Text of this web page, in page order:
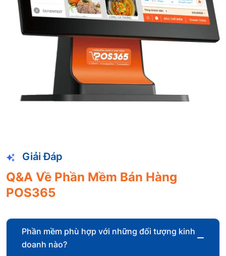
Giải Đáp
Q&A Về Phần Mềm Bán Hàng
POS365
Phần mềm phù hợp với những đối tượng kinh
doanh nào?